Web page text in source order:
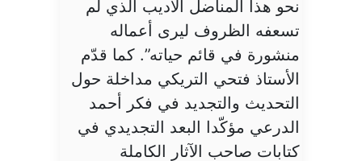
نحو هذا المناضل الأديب الذي لم
تسعفه الظروف ليرى أعماله
منشورة في قائم حياته”. كما قدّم
الأستاذ فتحي التريكي مداخلة حول
التحديث والتجديد في فكر أحمد
الدرعي مؤكّدا البعد التجديدي في
كتابات صاحب الآثار الكاملة